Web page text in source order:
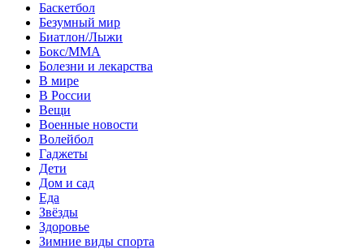
Баскетбол
Безумный мир
Биатлон/Лыжи
Бокс/MMA
Болезни и лекарства
В мире
В России
Вещи
Военные новости
Волейбол
Гаджеты
Дети
Дом и сад
Еда
Звёзды
Здоровье
Зимние виды спорта